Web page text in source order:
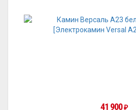
41 900₽